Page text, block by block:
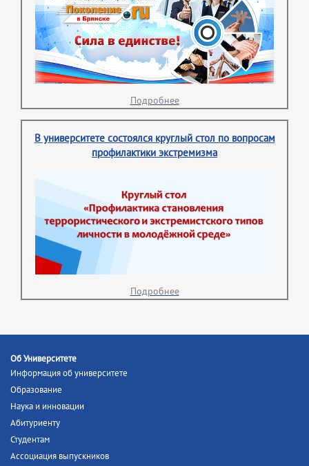
Подробнее
В университете состоялся круглый стол по вопросам
профилактики экстремизма
Подробнее
Об Университете
Информация об университете
Образование
Наука и инновации
Абитуриенту
Студентам
Ассоциация выпускников